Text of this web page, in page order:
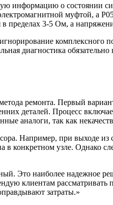
информацию о состоянии
муфтой, а
пределах 3-5 Ом, а
комплексного
диагностика
ремонта. Первый
деталей. Процесс
аналоги, так как
Например, при выходе
в конкретном узле. Однако
Это наиболее надежное
клиентам
затраты.»